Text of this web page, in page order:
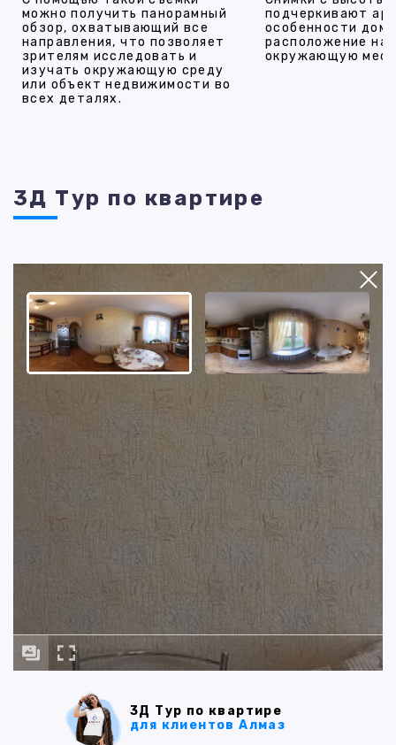
можно получить панорамный
обзор, охватывающий все
направления, что позволяет
зрителям исследовать и
изучать окружающую среду
или объект недвижимости во
всех деталях.
подчеркивают
особенности
расположение на
окружающую
3Д Тур по квартире
3Д Тур по квартире
для клиентов Алмаз